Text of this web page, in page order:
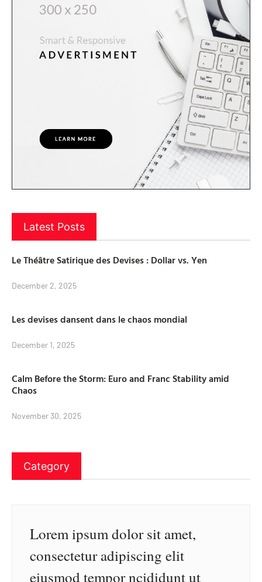
Latest Posts
Le Théâtre Satirique des Devises : Dollar vs. Yen
December 2, 2025
Les devises dansent dans le chaos mondial
December 1, 2025
Calm Before the Storm: Euro and Franc Stability amid
Chaos
November 30, 2025
Category
Lorem ipsum dolor sit amet,
consectetur adipiscing elit
eiusmod tempor ncididunt ut